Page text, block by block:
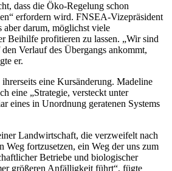
dass die Öko-Regelung schon
erfordern wird. FNSEA-Vizepräsident
aber darum, möglichst viele
Beihilfe profitieren zu lassen. „Wir sind
Verlauf des Übergangs ankommt,
er.
eine Kursänderung. Madeline
eine „Strategie, versteckt unter
eines in Unordnung geratenen Systems
Landwirtschaft, die verzweifelt nach
Weg fortzusetzen, ein Weg der uns zum
Betriebe und biologischer
größeren Anfälligkeit führt“, fügte